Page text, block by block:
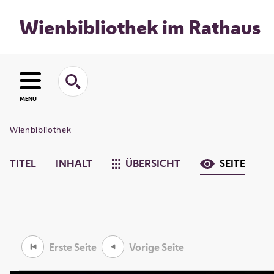
Wienbibliothek im Rathaus
MENU
Wienbibliothek
TITEL INHALT ÜBERSICHT SEITE
Erste Seite Vorige Seite